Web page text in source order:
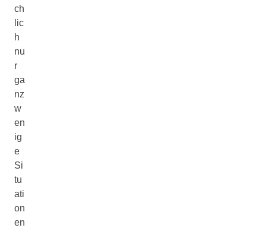
ch
lic
h
nu
r
ga
nz
w
en
ig
e
Si
tu
ati
on
en